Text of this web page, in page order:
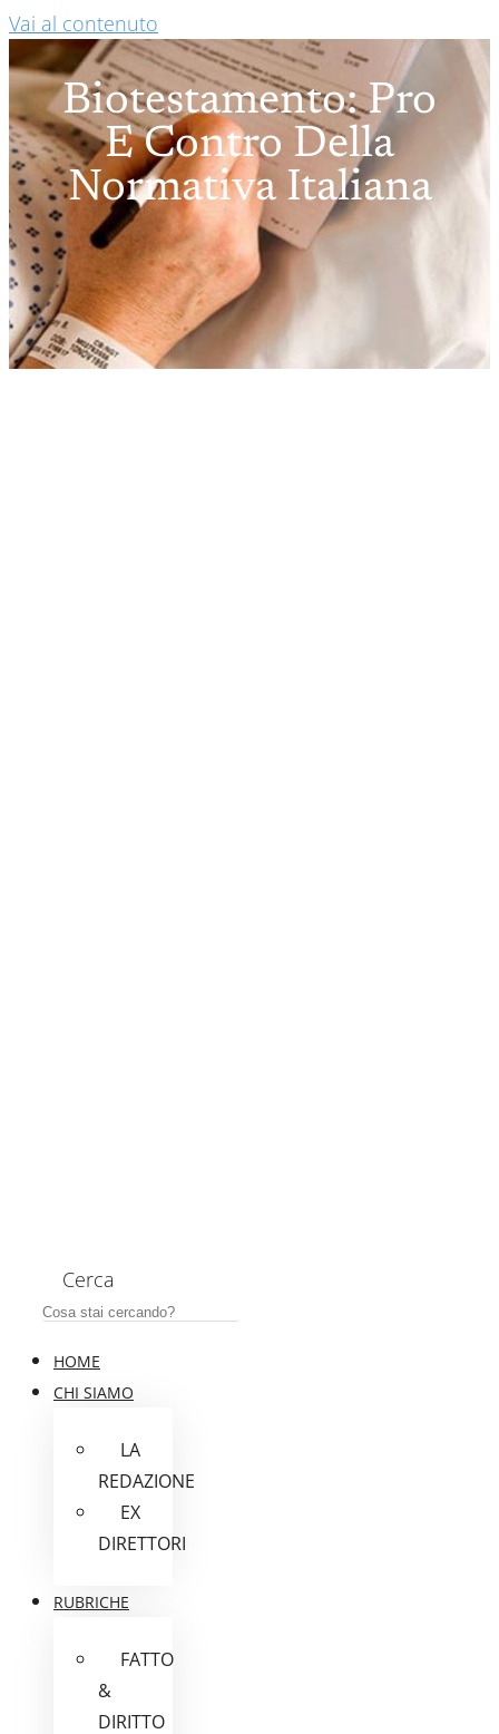
Vai al contenuto
Biotestamento: Pro
E Contro Della
Normativa Italiana
Cerca
HOME
CHI SIAMO
LA
REDAZIONE
EX
DIRETTORI
RUBRICHE
FATTO
&
DIRITTO